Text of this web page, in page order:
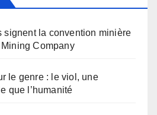
signent la convention minière
Company
le genre : le viol, une
que l’humanité